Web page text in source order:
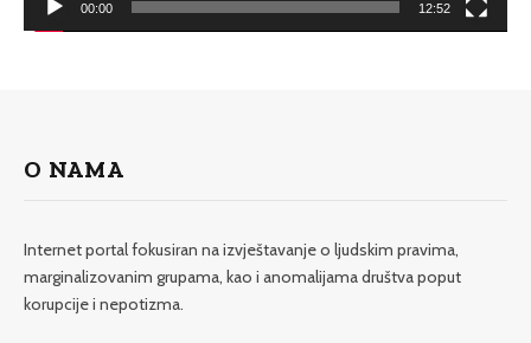
00:00 12:52
O NAMA
Internet portal fokusiran na izvještavanje o ljudskim pravima,
marginalizovanim grupama, kao i anomalijama društva poput
korupcije i nepotizma.